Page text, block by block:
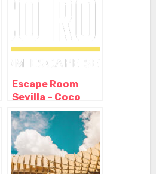
Escape Room
Sevilla – Coco
Room, Sevilla –
Andalucia